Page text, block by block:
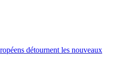
détournent les nouveaux